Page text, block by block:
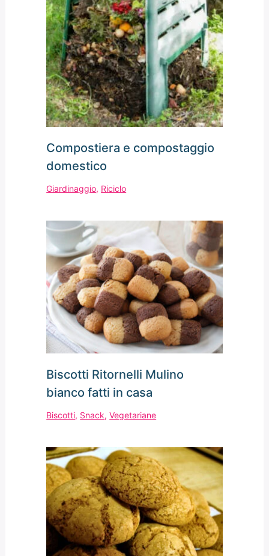
Compostiera e compostaggio
domestico
Giardinaggio, Riciclo
Biscotti Ritornelli Mulino
bianco fatti in casa
Biscotti, Snack,Vegetariane